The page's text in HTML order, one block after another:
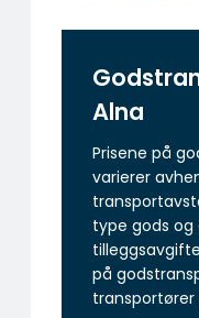
Alna
Prisene på
varierer
type gods
på
transportører